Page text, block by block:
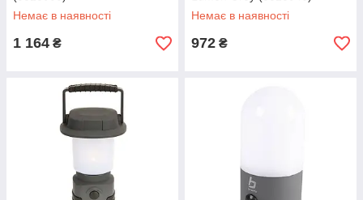
Немає в наявності
1 164 ₴
Немає в наявності
972 ₴